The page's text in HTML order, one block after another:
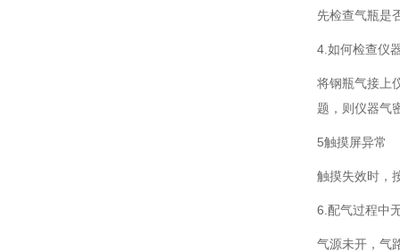
先检查气瓶是
4.如何检查仪
将钢瓶气接上
题，则仪器气
5触摸屏异常
触摸失效时，
6.配气过程中
气源未开，气